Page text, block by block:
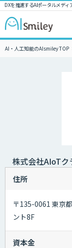
DXを推進するAIポータルメデ
AI・人工知能のAIsmiley TOP
株式会社AIoTク
住所
〒135-0061 東京
ント8F
資本金